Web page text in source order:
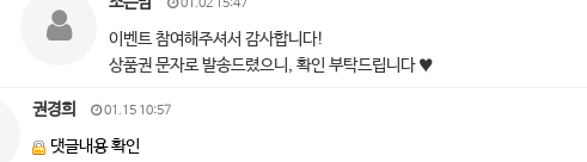
01.02 15:47
이벤트 참여해주셔서 감사합니다!
상품권 문자로 발송드렸으니, 확인 부탁드립니다 ♥
권경희 01.15 10:57
댓글내용 확인